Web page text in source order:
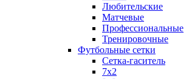
Любительские
Матчевые
Профессиональные
Тренировочные
Футбольные сетки
Сетка-гаситель
7x2